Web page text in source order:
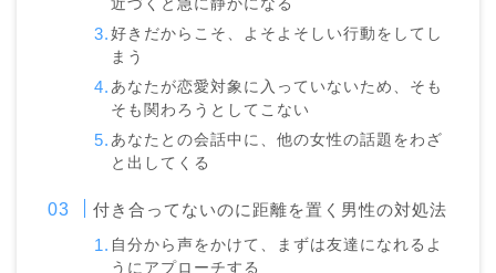
近づくと急に静かになる
好きだからこそ、よそよそしい行動をしてし
まう
あなたが恋愛対象に入っていないため、そも
そも関わろうとしてこない
あなたとの会話中に、他の女性の話題をわざ
と出してくる
付き合ってないのに距離を置く男性の対処法
自分から声をかけて、まずは友達になれるよ
うにアプローチする